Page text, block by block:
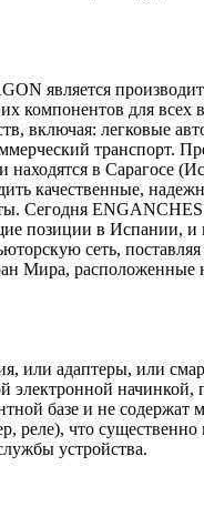
является
компонентов для всех
включая: легковые
транспорт.
в Сарагосе
качественные,
Сегодня
позиции в Испании, и
сеть,
Мира, расположенные
или адаптеры, или
электронной начинкой,
базе и не содержат
реле), что
устройства.